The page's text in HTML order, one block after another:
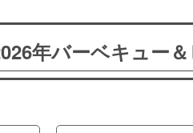
年バーベキュー